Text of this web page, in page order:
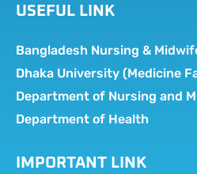
USEFUL LINK
Bangladesh Nursing &
Dhaka University (Medicine
Department of Nursing and
Department of Health
IMPORTANT LINK